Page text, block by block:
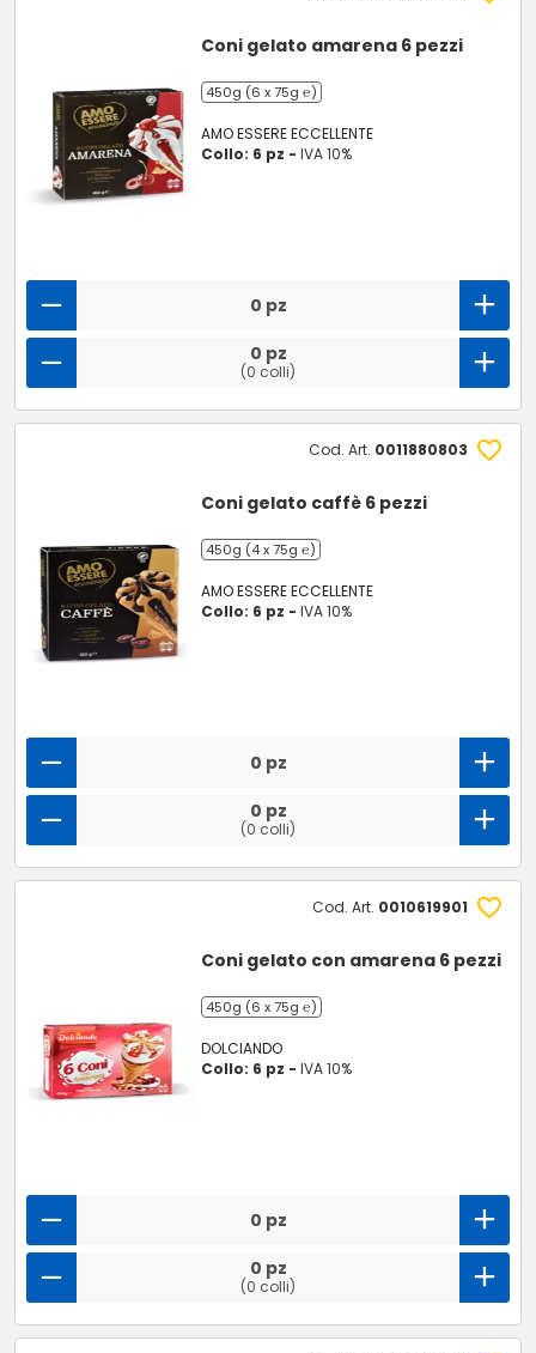
Coni gelato amarena 6 pezzi
450g (6 x 75g ℮)
AMO ESSERE ECCELLENTE
Collo: 6 pz -IVA 10%
0 pz
0 pz
(0 colli)
Cod. Art. 0011880803
Coni gelato caffè 6 pezzi
450g (4 x 75g ℮)
AMO ESSERE ECCELLENTE
Collo: 6 pz -IVA 10%
0 pz
0 pz
(0 colli)
Cod. Art. 0010619901
Coni gelato con amarena 6 pezzi
450g (6 x 75g ℮)
DOLCIANDO
Collo: 6 pz -IVA 10%
0 pz
0 pz
(0 colli)